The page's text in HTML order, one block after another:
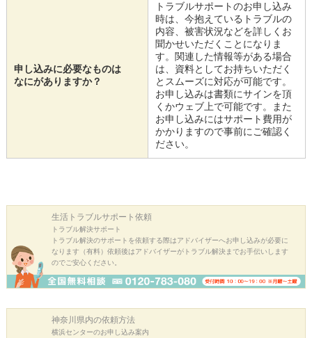
申し込みに必要なものは
なにがありますか？
トラブルサポートのお申し込み
時は、今抱えているトラブルの
内容、被害状況などを詳しくお
聞かせいただくことになりま
す。関連した情報等がある場合
は、資料としてお持ちいただく
とスムーズに対応が可能です。
お申し込みは書類にサインを頂
くかウェブ上で可能です。また
お申し込みにはサポート費用が
かかりますので事前にご確認く
ださい。
生活トラブルサポート依頼
トラブル解決サポート
トラブル解決のサポートを依頼する際はアドバイザーへお申し込みが必要に
なります（有料）依頼後はアドバイザーがトラブル解決までお手伝いします
のでご安心ください。
神奈川県内の依頼方法
横浜センターのお申し込み案内